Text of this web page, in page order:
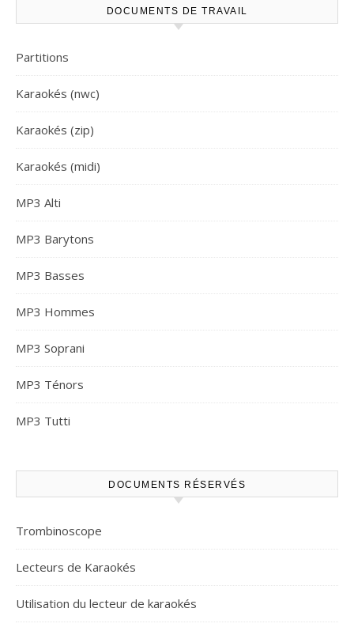
DOCUMENTS DE TRAVAIL
Partitions
Karaokés (nwc)
Karaokés (zip)
Karaokés (midi)
MP3 Alti
MP3 Barytons
MP3 Basses
MP3 Hommes
MP3 Soprani
MP3 Ténors
MP3 Tutti
DOCUMENTS RÉSERVÉS
Trombinoscope
Lecteurs de Karaokés
Utilisation du lecteur de karaokés